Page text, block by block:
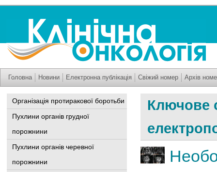
Головна Новини Електронна публікація Свіжий номер Архів
Організація протиракової боротьби
Пухлини органів грудної
порожнини
Пухлини органів черевної
порожнини
Ключове